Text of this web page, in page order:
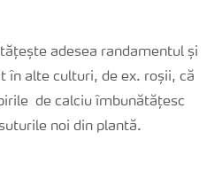
adesea randamentul și
în alte culturi, de ex. roșii, că
de calciu îmbunătățesc
noi din plantă.